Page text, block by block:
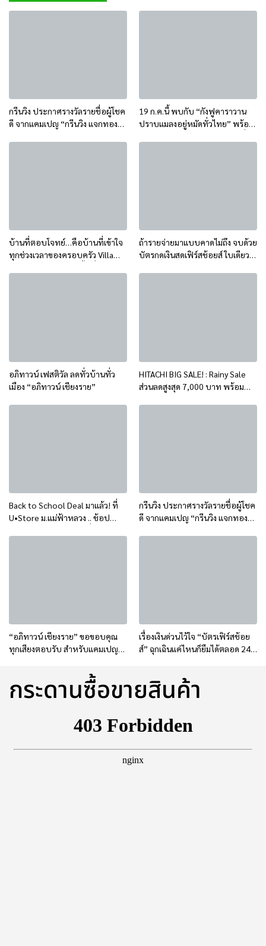
กรีนวิง ประกาศรางวัลรายชื่อผู้โชค
ดี จากแคมเปญ “กรีนวิง แจกทอง”
19 ก.ค.นี้ พบกับ “กังฟูคาราวาน
ปราบแมลงอยู่หมัดทั่วไทย” พร้อม
บ้านที่ตอบโจทย์…คือบ้านที่เข้าใจ
ทุกช่วงเวลาของครอบครัว Villa
ถ้ารายจ่ายมาแบบคาดไม่ถึง จบด้วย
บัตรกดเงินสดเฟิร์สช้อยส์ ใบเดียว
อภิทาวน์ เฟสติวัล ลดทั่วบ้านทั่ว
เมือง “อภิทาวน์ เชียงราย”
HITACHI BIG SALE! : Rainy Sale
ส่วนลดสูงสุด 7,000 บาท พร้อม
Back to School Deal มาแล้ว! ที่
U•Store ม.แม่ฟ้าหลวง .. ช้อป
กรีนวิง ประกาศรางวัลรายชื่อผู้โชค
ดี จากแคมเปญ “กรีนวิง แจกทอง”
“อภิทาวน์ เชียงราย” ขอขอบคุณ
ทุกเสียงตอบรับ สำหรับแคมเปญ
เรื่องเงินด่วนไว้ใจ “บัตรเฟิร์สช้อย
ส์” ฉุกเฉินแค่ไหนก็ยืมได้ตลอด 24
กระดานซื้อขายสินค้า